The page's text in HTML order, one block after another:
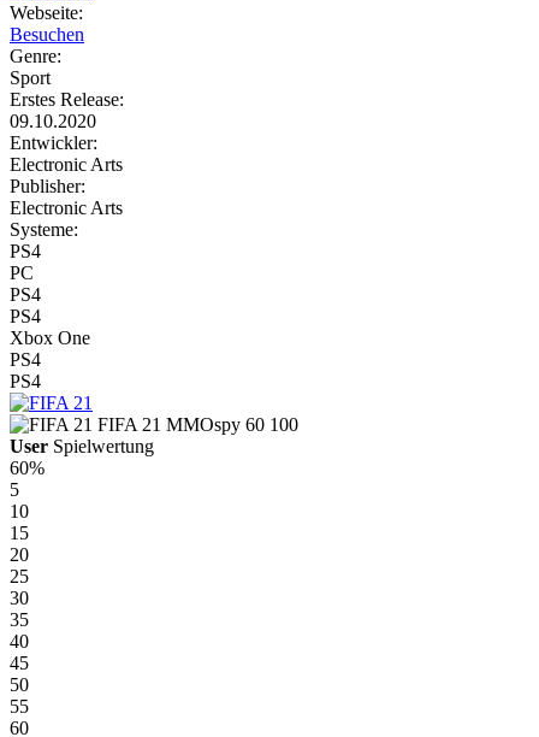
Webseite:
Besuchen
Genre:
Sport
Erstes Release:
09.10.2020
Entwickler:
Electronic Arts
Publisher:
Electronic Arts
Systeme:
PS4
PC
PS4
PS4
Xbox One
PS4
PS4
FIFA 21 MMOspy 60 100
User Spielwertung
60%
5
10
15
20
25
30
35
40
45
50
55
60